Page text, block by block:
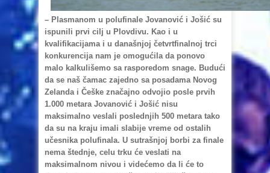
– Plasmanom u polufinale Jovanović i Jošić su
ispunili prvi cilj u Plovdivu. Kao i u
kvalifikacijama i u današnjoj četvrtfinalnoj trci
konkurencija nam je omogućila da ponovo
malo kalkulišemo sa rasporedom snage. Budući
da se naš čamac zajedno sa posadama Novog
Zelanda i Češke značajno odvojio posle prvih
1.000 metara Jovanović i Jošić nisu
maksimalno veslali poslednjih 500 metara tako
da su na kraju imali slabije vreme od ostalih
učesnika polufinala. U sutrašnjoj borbi za finale
nema štednje, celu trku će veslati na
maksimalnom nivou i videćemo da li će to